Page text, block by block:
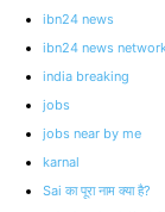
ibn24 news
ibn24 news
india breaking
jobs
jobs near by me
karnal
Sai का पूरा नाम क्या है?